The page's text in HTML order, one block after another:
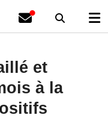
et
à la